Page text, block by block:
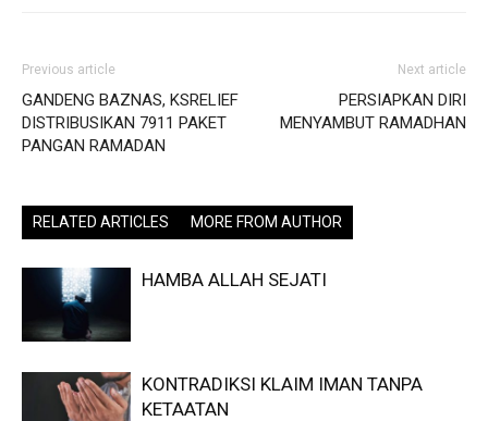
Previous article
GANDENG BAZNAS, KSRELIEF
DISTRIBUSIKAN 7911 PAKET
PANGAN RAMADAN
Next article
PERSIAPKAN DIRI
MENYAMBUT RAMADHAN
RELATED ARTICLES MORE FROM AUTHOR
HAMBA ALLAH SEJATI
KONTRADIKSI KLAIM IMAN TANPA
KETAATAN